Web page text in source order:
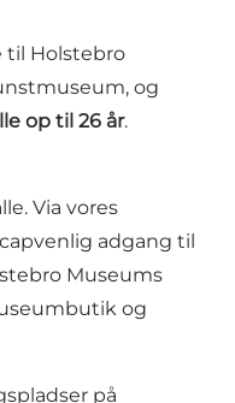
Holstebro
og
op til 26 år.
Via vores
adgang til
Museums
og
på